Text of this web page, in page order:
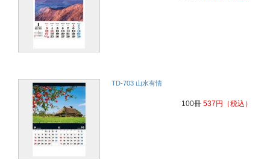
TD-703 山水有情
100冊 537円 （税込）